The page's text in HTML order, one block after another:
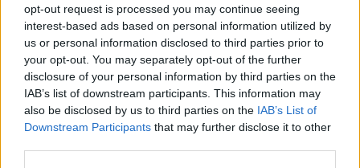
opt-out request is processed you may continue seeing
interest-based ads based on personal information utilized by
us or personal information disclosed to third parties prior to
your opt-out. You may separately opt-out of the further
disclosure of your personal information by third parties on the
IAB’s list of downstream participants. This information may
also be disclosed by us to third parties on the IAB’s List of
Downstream Participants that may further disclose it to other
Newsletter QUInews - ToscanaMedia.Arriva gratis tutti i giorni
alle 20:00 direttamente nella tua casella di posta.
Basta cliccare
QUI
Ti potrebbe interessare anche:
Articoli dal Blog “Legalità e non solo” di Salvatore Calleri
Il “dopo” Matteo Messina Denaro
Vademecum antimafia per gli elettori